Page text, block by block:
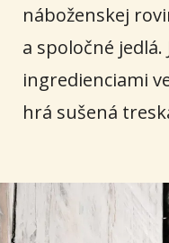
náboženskej
a spoločné
ingredienciami
hrá sušená